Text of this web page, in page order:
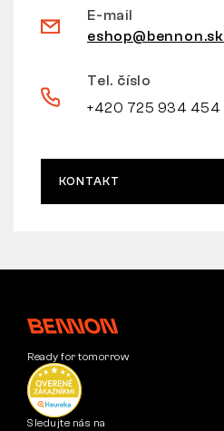
E-mail
eshop@bennon.sk
Tel. číslo
+420 725 934 454
KONTAKT
Ready for tomorrow
Sledujte nás na